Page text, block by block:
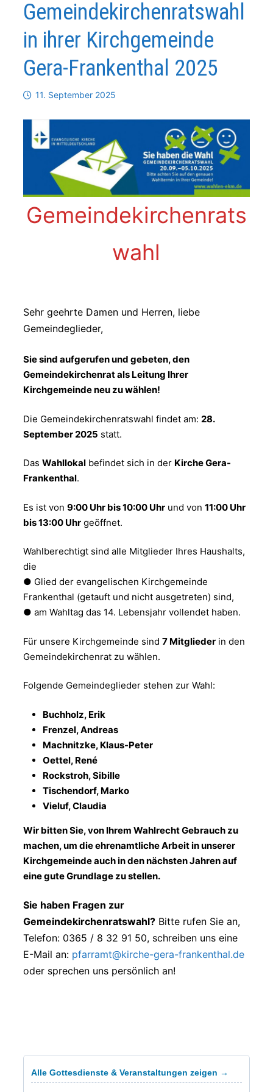
Gemeindekirchenratswahl
in ihrer Kirchgemeinde
Gera-Frankenthal 2025
11. September 2025
Gemeindekirchenrats
wahl
Sehr geehrte Damen und Herren, liebe
Gemeindeglieder,
Sie sind aufgerufen und gebeten, den
Gemeindekirchenrat als Leitung Ihrer
Kirchgemeinde neu zu wählen!
Die Gemeindekirchenratswahl findet am: 28.
September 2025 statt.
Das Wahllokalbefindet sich in der Kirche Gera-
Frankenthal.
Es ist von 9:00 Uhr bis 10:00 Uhrund von 11:00 Uhr
bis 13:00 Uhrgeöffnet.
Wahlberechtigt sind alle Mitglieder Ihres Haushalts,
die
● Glied der evangelischen Kirchgemeinde
Frankenthal (getauft und nicht ausgetreten) sind,
● am Wahltag das 14. Lebensjahr vollendet haben.
Für unsere Kirchgemeinde sind 7 Mitgliederin den
Gemeindekirchenrat zu wählen.
Folgende Gemeindeglieder stehen zur Wahl:
Buchholz, Erik
Frenzel, Andreas
Machnitzke, Klaus-Peter
Oettel, René
Rockstroh, Sibille
Tischendorf, Marko
Vieluf, Claudia
Wir bitten Sie, von Ihrem Wahlrecht Gebrauch zu
machen, um die ehrenamtliche Arbeit in unserer
Kirchgemeinde auch in den nächsten Jahren auf
eine gute Grundlage zu stellen.
Sie haben Fragen zur
Gemeindekirchenratswahl?Bitte rufen Sie an,
Telefon: 0365 / 8 32 91 50, schreiben uns eine
E-Mail an: pfarramt@kirche-gera-frankenthal.de
oder sprechen uns persönlich an!
Alle Gottesdienste & Veranstaltungen zeigen →